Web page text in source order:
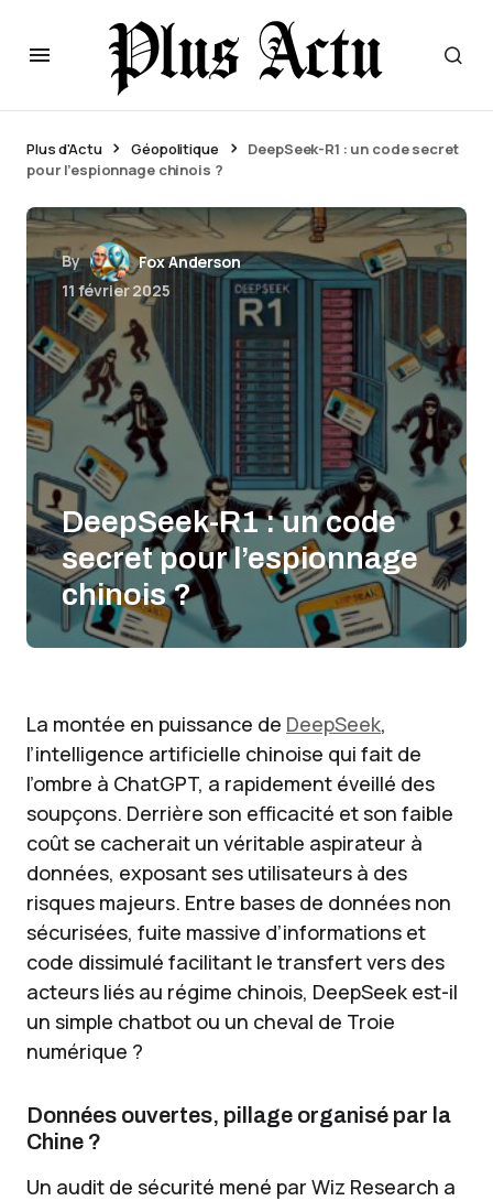
Plus d'Actu Géopolitique
DeepSeek-R1 : un code secret
pour l’espionnage chinois ?
By
Fox Anderson
11 février 2025
DeepSeek-R1 : un code
secret pour l’espionnage
chinois ?
La montée en puissance de DeepSeek,
l’intelligence artificielle chinoise qui fait de
l’ombre à ChatGPT, a rapidement éveillé des
soupçons. Derrière son efficacité et son faible
coût se cacherait un véritable aspirateur à
données, exposant ses utilisateurs à des
risques majeurs. Entre bases de données non
sécurisées, fuite massive d’informations et
code dissimulé facilitant le transfert vers des
acteurs liés au régime chinois, DeepSeek est-il
un simple chatbot ou un cheval de Troie
numérique ?
Données ouvertes, pillage organisé par la
Chine ?
Un audit de sécurité mené par Wiz Research a